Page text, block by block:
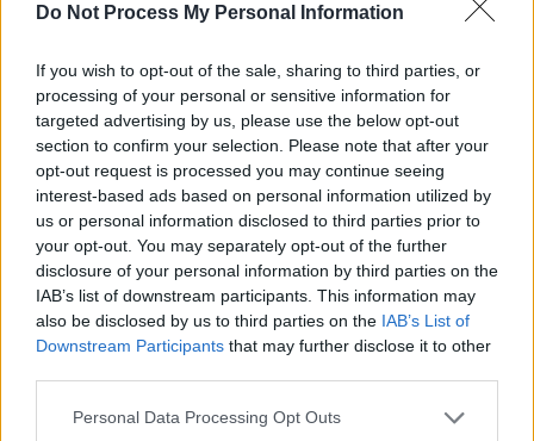
Do Not Process My Personal Information
If you wish to opt-out of the sale, sharing to third parties, or
processing of your personal or sensitive information for
targeted advertising by us, please use the below opt-out
section to confirm your selection. Please note that after your
opt-out request is processed you may continue seeing
interest-based ads based on personal information utilized by
us or personal information disclosed to third parties prior to
your opt-out. You may separately opt-out of the further
disclosure of your personal information by third parties on the
IAB’s list of downstream participants. This information may
also be disclosed by us to third parties on the IAB’s List of
Downstream Participants that may further disclose it to other
Personal Data Processing Opt Outs
SENS
SOS (Șoșoacă)
POT (Gavrilă)
PACE (Peia)
Acțiunea Conservatoare (Târziu)
PDF (Lazarus)
PUSL (D. Voiculescu)
PNȚCD (Pavelescu)
PNCR (Terheș)
Partidul Patrioților (Surugiu)
FAR (Coarnă)
România pe Primul Loc (Ponta)